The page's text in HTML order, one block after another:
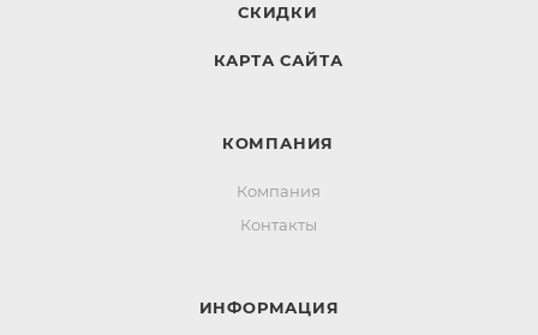
СКИДКИ
КАРТА САЙТА
КОМПАНИЯ
Компания
Контакты
ИНФОРМАЦИЯ